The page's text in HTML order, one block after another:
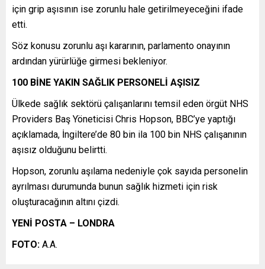
için grip aşısının ise zorunlu hale getirilmeyeceğini ifade
etti.
Söz konusu zorunlu aşı kararının, parlamento onayının
ardından yürürlüğe girmesi bekleniyor.
100 BİNE YAKIN SAĞLIK PERSONELİ AŞISIZ
Ülkede sağlık sektörü çalışanlarını temsil eden örgüt NHS
Providers Baş Yöneticisi Chris Hopson, BBC’ye yaptığı
açıklamada, İngiltere’de 80 bin ila 100 bin NHS çalışanının
aşısız olduğunu belirtti.
Hopson, zorunlu aşılama nedeniyle çok sayıda personelin
ayrılması durumunda bunun sağlık hizmeti için risk
oluşturacağının altını çizdi.
YENİ POSTA – LONDRA
FOTO: A.A.